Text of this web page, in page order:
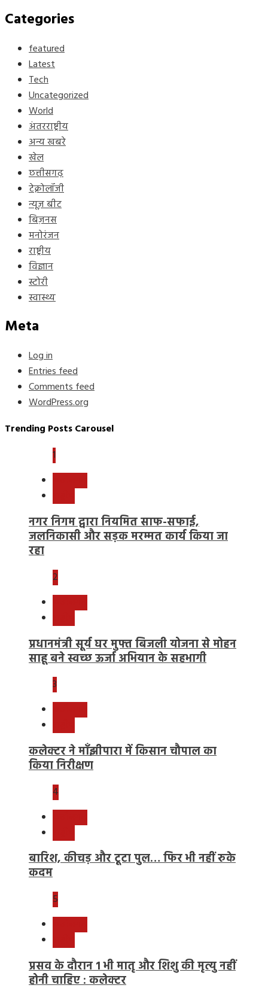
Categories
featured
Latest
Tech
Uncategorized
World
अंतरराष्ट्रीय
अन्य खबरे
खेल
छत्तीसगढ़
टेक्नोलॉजी
न्यूज़ बीट
बिज़नस
मनोरंजन
राष्ट्रीय
विज्ञान
स्टोरी
स्वास्थ्य
Meta
Log in
Entries feed
Comments feed
WordPress.org
Trending Posts Carousel
1
नगर निगम द्वारा नियमित साफ-सफाई,
जलनिकासी और सड़क मरम्मत कार्य किया जा
रहा
2
प्रधानमंत्री सूर्य घर मुफ्त बिजली योजना से मोहन
साहू बने स्वच्छ ऊर्जा अभियान के सहभागी
3
कलेक्टर ने माँझीपारा में किसान चौपाल का
किया निरीक्षण
4
बारिश, कीचड़ और टूटा पुल… फिर भी नहीं रुके
कदम
5
प्रसव के दौरान 1 भी मातृ और शिशु की मृत्यु नहीं
होनी चाहिए : कलेक्टर